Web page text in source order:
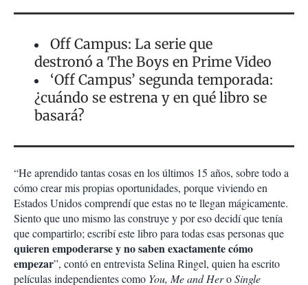
Off Campus: La serie que
destronó a The Boys en Prime Video
‘Off Campus’ segunda temporada:
¿cuándo se estrena y en qué libro se
basará?
“He aprendido tantas cosas en los últimos 15 años, sobre todo a
cómo crear mis propias oportunidades, porque viviendo en
Estados Unidos comprendí que estas no te llegan mágicamente.
Siento que uno mismo las construye y por eso decidí que tenía
que compartirlo; escribí este libro para todas esas personas que
quieren empoderarse y no saben exactamente cómo
empezar”, contó en entrevista Selina Ringel, quien ha escrito
películas independientes como You, Me and HeroSingle